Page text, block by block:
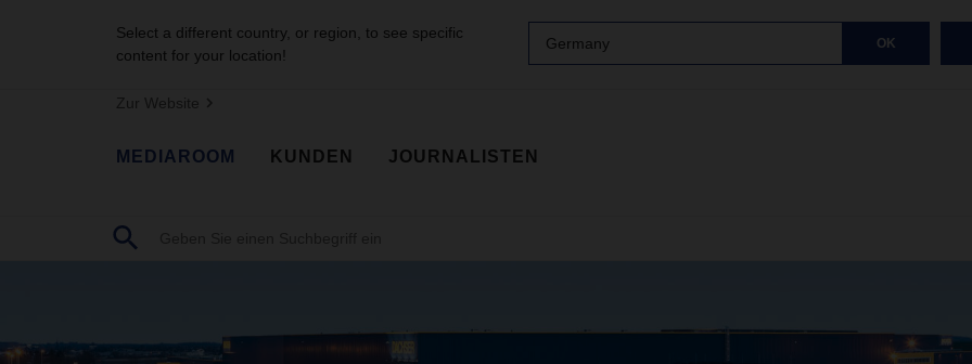
Select a different country, or region, to see specific
content for your location!
Germany OK
Zur Website
MEDIAROOM KUNDEN JOURNALISTEN